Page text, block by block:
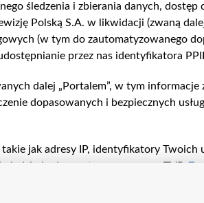
Dofinansowanie 48 862 000,00 PLN
Data podpisania umowy:
(wpłata grudzień 60,548 mln)
Dofinansowanie 900 000 000,00
26 lutego 80 mln, 4 marca 370
kwiecień 180 mln, 7 maja 180 mln,
Data podpisania umowy LIPIEC
śledzenia i zbierania danych,
Polską S.A. w likwidacji (zwaną
(w tym do zautomatyzowanego
przez nas identyfikatora
dalej „Portalem”, w tym
dopasowanych i bezpiecznych
jak adresy IP, identyfikatory Twoich
będą przetwarzane przez TVP,
na urządzeniu lub dostęp do
treści, wyboru